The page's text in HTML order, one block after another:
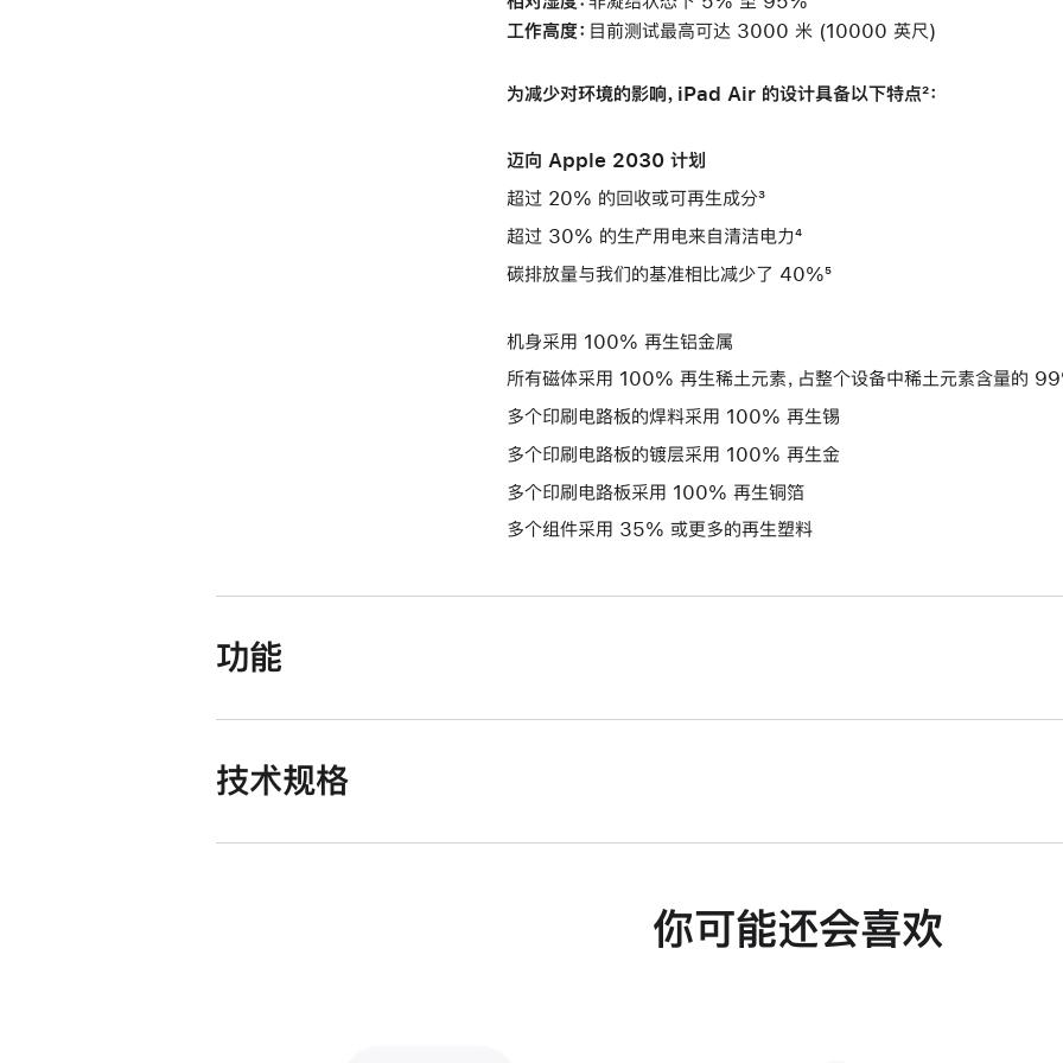
工作高度： 目前测试最高可达 3000 米 (10000 英尺)
为减少对环境的影响，iPad Air 的设计具备以下特点²：
迈向 Apple 2030 计划
超过 20% 的回收或可再生成分³
超过 30% 的生产用电来自清洁电力⁴
碳排放量与我们的基准相比减少了 40%⁵
机身采用 100% 再生铝金属
所有磁体采用 100% 再生稀土元素，占整个设备中稀土元素含量的
多个印刷电路板的焊料采用 100% 再生锡
多个印刷电路板的镀层采用 100% 再生金
多个印刷电路板采用 100% 再生铜箔
多个组件采用 35% 或更多的再生塑料
功能
技术规格
你可能还会喜欢